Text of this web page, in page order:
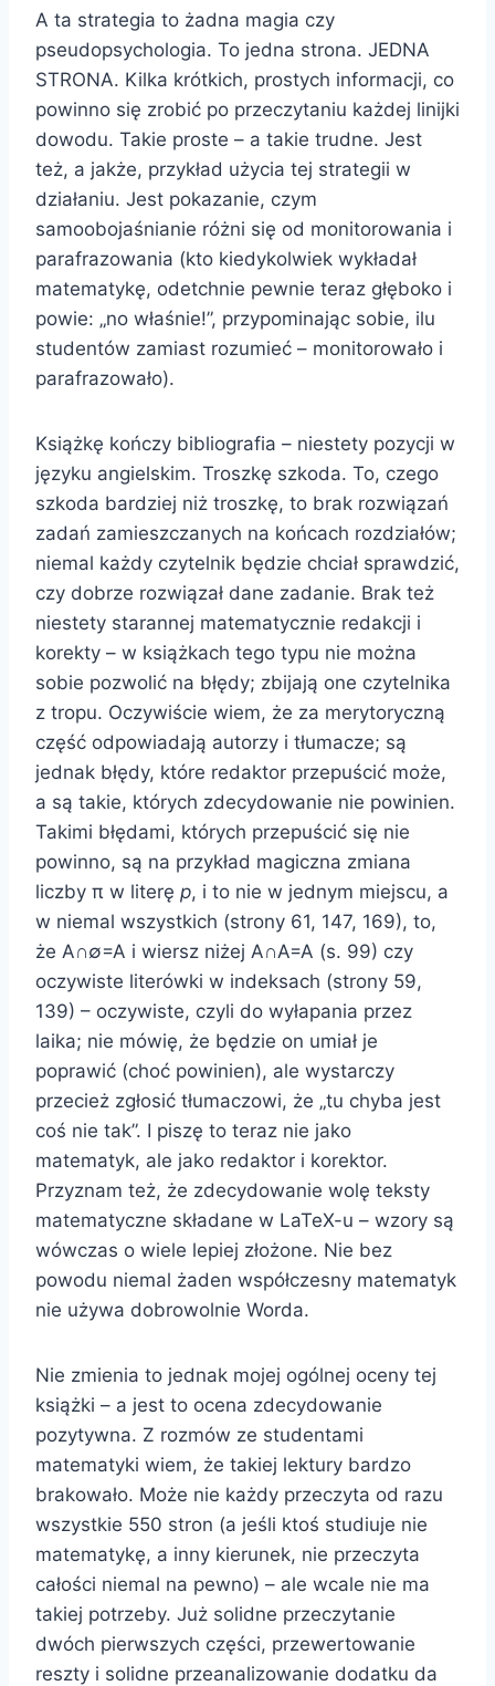
A ta strategia to żadna magia czy
pseudopsychologia. To jedna strona. JEDNA
STRONA. Kilka krótkich, prostych informacji, co
powinno się zrobić po przeczytaniu każdej linijki
dowodu. Takie proste – a takie trudne. Jest
też, a jakże, przykład użycia tej strategii w
działaniu. Jest pokazanie, czym
samoobojaśnianie różni się od monitorowania i
parafrazowania (kto kiedykolwiek wykładał
matematykę, odetchnie pewnie teraz głęboko i
powie: „no właśnie!”, przypominając sobie, ilu
studentów zamiast rozumieć – monitorowało i
parafrazowało).
Książkę kończy bibliografia – niestety pozycji w
języku angielskim. Troszkę szkoda. To, czego
szkoda bardziej niż troszkę, to brak rozwiązań
zadań zamieszczanych na końcach rozdziałów;
niemal każdy czytelnik będzie chciał sprawdzić,
czy dobrze rozwiązał dane zadanie. Brak też
niestety starannej matematycznie redakcji i
korekty – w książkach tego typu nie można
sobie pozwolić na błędy; zbijają one czytelnika
z tropu. Oczywiście wiem, że za merytoryczną
część odpowiadają autorzy i tłumacze; są
jednak błędy, które redaktor przepuścić może,
a są takie, których zdecydowanie nie powinien.
Takimi błędami, których przepuścić się nie
powinno, są na przykład magiczna zmiana
liczby π w literę p, i to nie w jednym miejscu, a
w niemal wszystkich (strony 61, 147, 169), to,
że A∩∅=A i wiersz niżej A∩A=A (s. 99) czy
oczywiste literówki w indeksach (strony 59,
139) – oczywiste, czyli do wyłapania przez
laika; nie mówię, że będzie on umiał je
poprawić (choć powinien), ale wystarczy
przecież zgłosić tłumaczowi, że „tu chyba jest
coś nie tak”. I piszę to teraz nie jako
matematyk, ale jako redaktor i korektor.
Przyznam też, że zdecydowanie wolę teksty
matematyczne składane w LaTeX-u – wzory są
wówczas o wiele lepiej złożone. Nie bez
powodu niemal żaden współczesny matematyk
nie używa dobrowolnie Worda.
Nie zmienia to jednak mojej ogólnej oceny tej
książki – a jest to ocena zdecydowanie
pozytywna. Z rozmów ze studentami
matematyki wiem, że takiej lektury bardzo
brakowało. Może nie każdy przeczyta od razu
wszystkie 550 stron (a jeśli ktoś studiuje nie
matematykę, a inny kierunek, nie przeczyta
całości niemal na pewno) – ale wcale nie ma
takiej potrzeby. Już solidne przeczytanie
dwóch pierwszych części, przewertowanie
reszty i solidne przeanalizowanie dodatku da